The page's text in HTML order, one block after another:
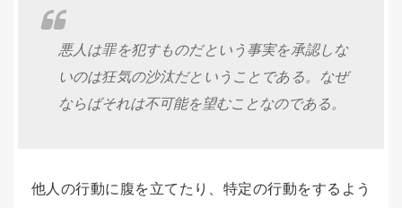
悪人は罪を犯すものだという事実を承認しな
いのは狂気の沙汰だということである。なぜ
ならばそれは不可能を望むことなのである。
他人の行動に腹を立てたり、特定の行動をするよう